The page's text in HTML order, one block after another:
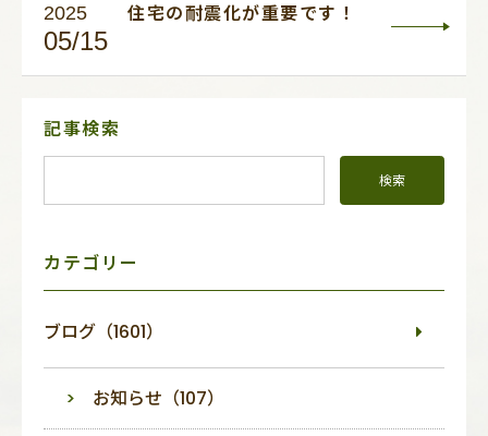
2025
05/15
住宅の耐震化が重要です！
サ
ニ
記事検索
カテゴリー
ブログ（1601）
お知らせ（107）